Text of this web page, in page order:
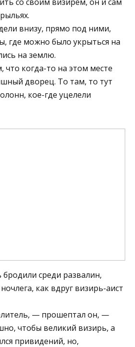
внизу, прямо под ними,
где можно было укрыться на
на землю.
что когда-то на этом месте
дворец. То там, то тут
кое-где уцелели
среди развалин,
как вдруг визирь-аист
— прошептал он, —
чтобы великий визирь, а
привидений, но,